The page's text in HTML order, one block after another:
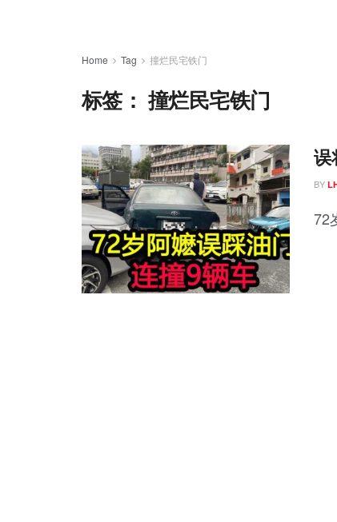
Home Tag 撞烂民宅铁门
标签： 撞烂民宅铁门
误
BY
72